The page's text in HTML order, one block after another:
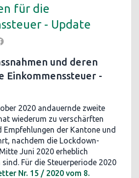
für die
- Update
und deren
Einkommenssteuer -
2020 andauernde zweite
wiederum zu verschärften
Empfehlungen der Kantone und
nachdem die Lockdown-
Juni 2020 erheblich
Für die Steuerperiode 2020
Nr. 15 / 2020 vom 8.